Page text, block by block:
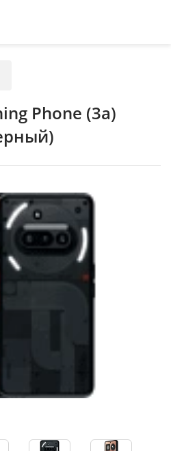
Phone (3a)